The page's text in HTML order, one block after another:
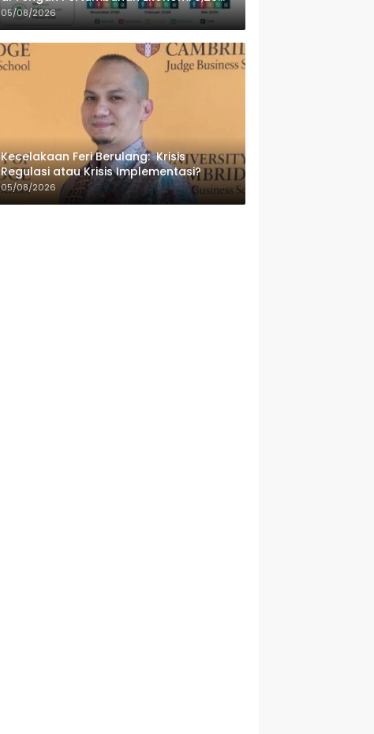
Persen
05/08/2026
Kecelakaan Feri Berulang: Krisis
Regulasi atau Krisis Implementasi?
05/08/2026